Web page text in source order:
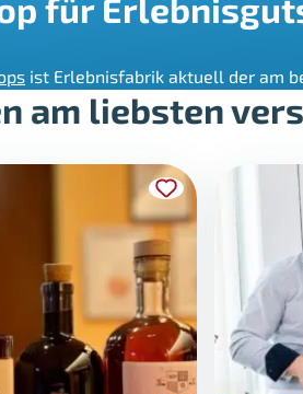
für
ist Erlebnisfabrik aktuell der am
am liebsten